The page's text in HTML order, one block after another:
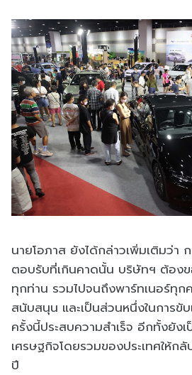
นายโอภาส ยังได้กล่าวเพิ่มเติมว่า
ตอบรับที่เกินคาดนั้น บริษัทฯ ต้อง
ทุกท่าน รวมไปจนถึงพาร์ทเนอร์ทุก
สนับสนุน และเป็นส่วนหนึ่งในการขั
ครั้งนี้ประสบความสำเร็จ อีกทั้งยัง
เศรษฐกิจโดยรวมของประเทศให้ก
ปี